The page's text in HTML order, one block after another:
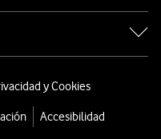
y Cookies
Accesibilidad